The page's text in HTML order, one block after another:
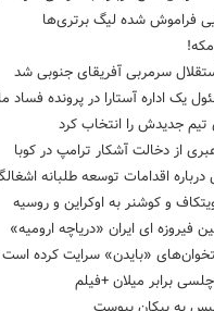
فراموش شده لیگ برتری‌ها
سرمربی آفریقای جنوبی شد
یک اداره آستارا در پرونده فساد
جدیدش را انتخاب کرد
از دخالت آشکار ترامپ در کوبا
اقدامات توسعه طلبانه
و کوشنر به اوکراین و روسیه
فیروزه ای ایران «دریاچه ارومیه»
«بایدن» سرایت کرده است
برابر میلان +فیلم